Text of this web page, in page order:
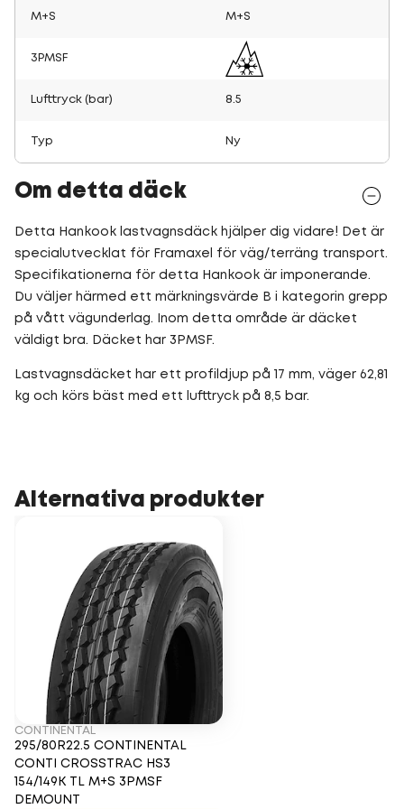
M+S M+S
3PMSF
Lufttryck (bar) 8.5
Typ Ny
Om detta däck
Detta Hankook lastvagnsdäck hjälper dig vidare! Det är
specialutvecklat för Framaxel för väg/terräng transport.
Specifikationerna för detta Hankook är imponerande.
Du väljer härmed ett märkningsvärde B i kategorin grepp
på vått vägunderlag. Inom detta område är däcket
väldigt bra. Däcket har 3PMSF.
Lastvagnsdäcket har ett profildjup på 17 mm, väger 62,81
kg och körs bäst med ett lufttryck på 8,5 bar.
Alternativa produkter
CONTINENTAL
295/80R22.5 CONTINENTAL
CONTI CROSSTRAC HS3
154/149K TL M+S 3PMSF
DEMOUNT